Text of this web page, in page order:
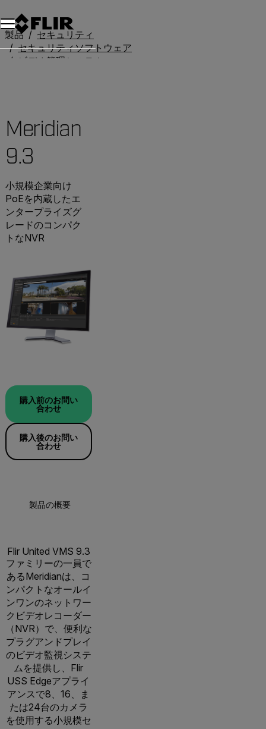
製品
セキュリティ
セキュリティソフトウェア
ビデオ管理システム
Meridian
9.3
小規模企業向け
PoEを内蔵したエ
ンタープライズグ
レードのコンパク
トなNVR
購入前のお問い
合わせ
購入後のお問い
合わせ
製品の概要
Flir United VMS 9.3
ファミリーの一員で
あるMeridianは、コ
ンパクトなオールイ
ンワンのネットワー
クビデオレコーダー
（NVR）で、便利な
プラグアンドプレイ
のビデオ監視システ
ムを提供し、Flir
USS Edgeアプライ
アンスで8、16、ま
たは24台のカメラ
を使用する小規模セ